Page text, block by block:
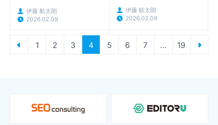
伊藤 航太朗
2026.02.09
伊藤 航太朗
2026.02.09
1 2 3 4 5 6 7 … 19